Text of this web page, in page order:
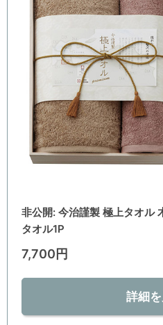
非公開: 今治謹製 極上タオル
タオル1P
7,700円
詳細